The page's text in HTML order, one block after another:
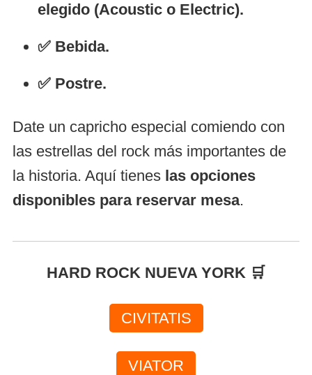
elegido (Acoustic o Electric).
✅ Bebida.
✅ Postre.
Date un capricho especial comiendo con
las estrellas del rock más importantes de
la historia. Aquí tienes las opciones
disponibles para reservar mesa.
HARD ROCK NUEVA YORK 🛒
CIVITATIS
VIATOR